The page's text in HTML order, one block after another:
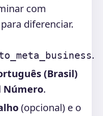
com
para diferenciar.
.
(Brasil)
Número.
(opcional) e o